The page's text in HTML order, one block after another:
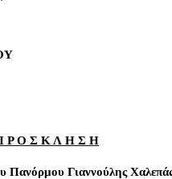
Ρ Ο Σ Κ Λ Η Σ Η
Γιαννούλης